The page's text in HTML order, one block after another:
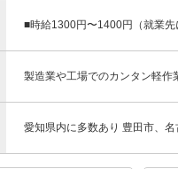
■時給1300円〜1400円（就業
製造業や工場でのカンタン軽作
愛知県内に多数あり 豊田市、